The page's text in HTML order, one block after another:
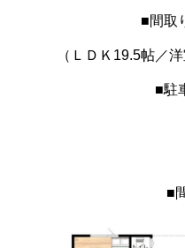
■間取
（ＬＤＫ19.5帖／洋
■駐
■